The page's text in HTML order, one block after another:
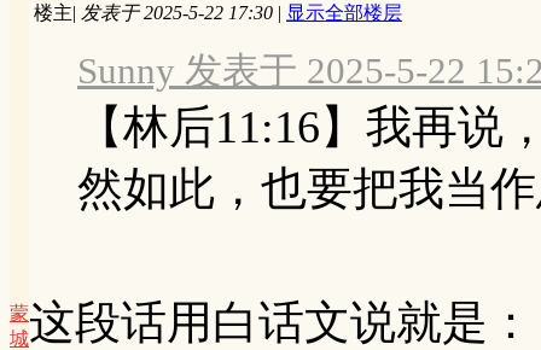
蒙
城
楼主| 发表于 2025-5-22 17:30 | 显示全部楼层
Sunny 发表于 2025-5-22
【林后11:16】我再
然如此，也要把我当
这段话用白话文说就是：